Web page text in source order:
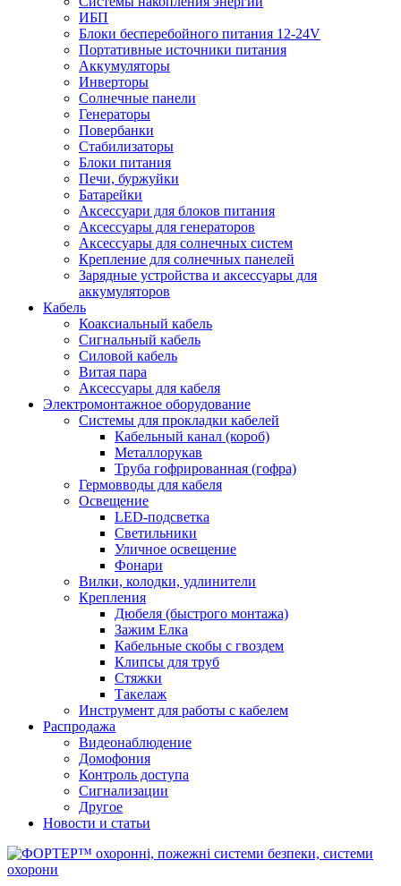
ИБП
Блоки бесперебойного питания 12-24V
Портативные источники питания
Аккумуляторы
Инверторы
Солнечные панели
Генераторы
Повербанки
Стабилизаторы
Блоки питания
Печи, буржуйки
Батарейки
Аксессуари для блоков питания
Аксессуары для генераторов
Аксессуары для солнечных систем
Крепление для солнечных панелей
Зарядные устройства и аксессуары для
аккумуляторов
Кабель
Коаксиальный кабель
Сигнальный кабель
Силовой кабель
Витая пара
Аксессуары для кабеля
Электромонтажное оборудование
Системы для прокладки кабелей
Кабельный канал (короб)
Металлорукав
Труба гофрированная (гофра)
Гермовводы для кабеля
Освещение
LED-подсветка
Светильники
Уличное освещение
Фонари
Вилки, колодки, удлинители
Крепления
Дюбеля (быстрого монтажа)
Зажим Елка
Кабельные скобы с гвоздем
Клипсы для труб
Стяжки
Такелаж
Инструмент для работы с кабелем
Распродажа
Видеонаблюдение
Домофония
Контроль доступа
Сигнализации
Другое
Новости и статьи